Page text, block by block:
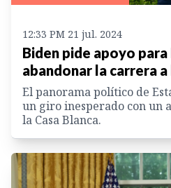
12:33 PM 21 jul. 2024
Biden pide apoyo
abandonar la carrera
El panorama político de
un giro inesperado con un
la Casa Blanca.